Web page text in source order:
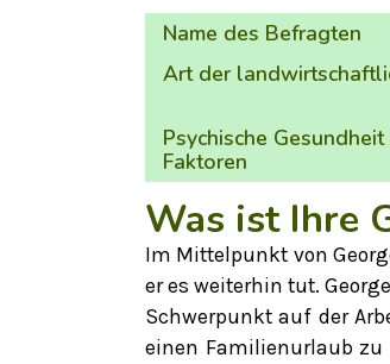
Name des Befragten
Art der
Psychische
Faktoren
Was ist Ihre
Im Mittelpunkt von
er es weiterhin tut.
Schwerpunkt auf der
einen Familienurlaub